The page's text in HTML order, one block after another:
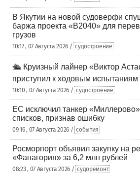
В Якутии на новой судоверфи
баржа проекта «В2040» для
грузов
10:17 , 07 Августа 2026 / судостроение
🛳️ Круизный лайнер «Виктор
приступил к ходовым
10:10 , 07 Августа 2026 / судостроение
ЕС исключил танкер
списков, признав ошибку
09:16 , 07 Августа 2026 / события
Росморпорт объявил закупку на
«Фанагория» за 6,2 млн рублей
08:23 , 07 Августа 2026 / судоремонт